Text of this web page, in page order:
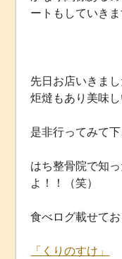
ートもしていき
先日お店いきま
炬燵もあり美味
是非行ってみて
はち整骨院で知
よ！！（笑）
食べログ載せて
「くりのすけ」